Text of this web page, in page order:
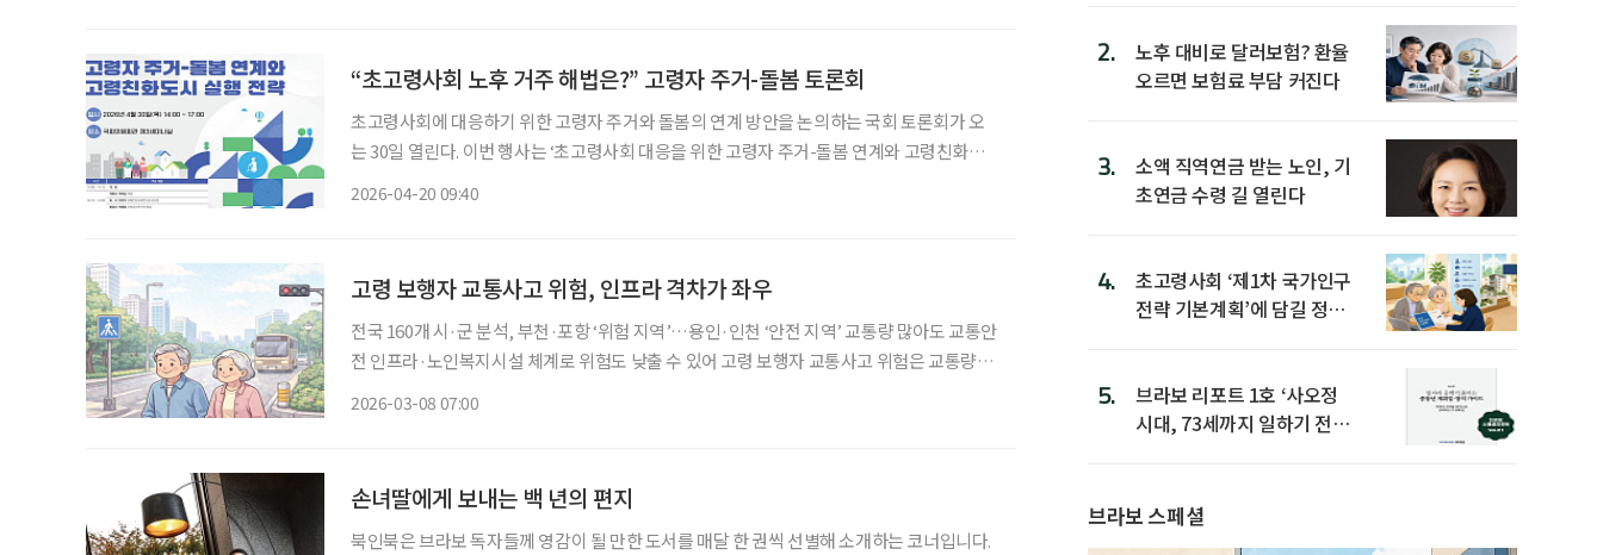
“초고령사회 노후 거주 해법은?” 고령자 주거-돌봄 토론회
초고령사회에 대응하기 위한 고령자 주거와 돌봄의 연계 방안을 논의하는 국회 토론회가 오
는 30일 열린다. 이번 행사는 ‘초고령사회 대응을 위한 고령자 주거-돌봄 연계와 고령친화도
2026-04-20 09:40
고령 보행자 교통사고 위험, 인프라 격차가 좌우
전국 160개 시·군 분석, 부천·포항 ‘위험 지역’…용인·인천 ‘안전 지역’ 교통량 많아도 교통안
전 인프라·노인복지시설 체계로 위험도 낮출 수 있어 고령 보행자 교통사고 위험은 교통량,
2026-03-08 07:00
손녀딸에게 보내는 백 년의 편지
북인북은 브라보 독자들께 영감이 될 만한 도서를 매달 한 권씩 선별해 소개하는 코너입니다.
2.
노후 대비로 달러보험? 환율
오르면 보험료 부담 커진다
3.
소액 직역연금 받는 노인, 기
초연금 수령 길 열린다
4.
초고령사회 ‘제1차 국가인구
전략 기본계획’에 담길 정책
5.
브라보 리포트 1호 ‘사오정
시대, 73세까지 일하기 전략’
브라보 스페셜